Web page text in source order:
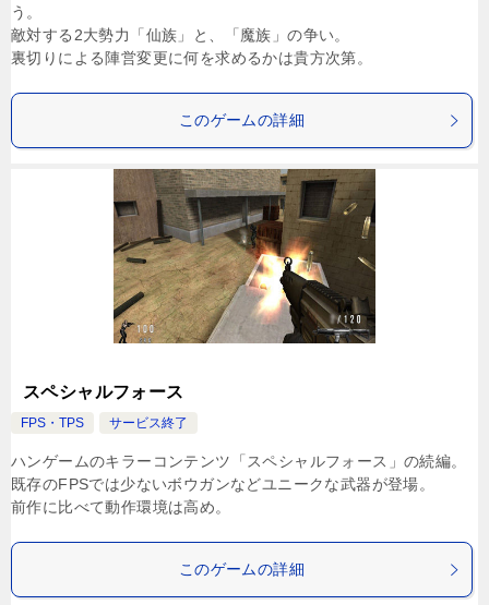
う。
敵対する2大勢力「仙族」と、「魔族」の争い。
裏切りによる陣営変更に何を求めるかは貴方次第。
このゲームの詳細
スペシャルフォース
FPS・TPS サービス終了
ハンゲームのキラーコンテンツ「スペシャルフォース」の続編。
既存のFPSでは少ないボウガンなどユニークな武器が登場。
前作に比べて動作環境は高め。
このゲームの詳細